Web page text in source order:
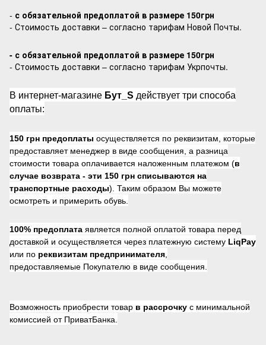
- с обязательной предоплатой в размере 150грн
- Стоимость доставки – согласно тарифам Новой Почты.
- с обязательной предоплатой в размере 150грн
- Стоимость доставки – согласно тарифам Укрпочты.
В интернет-магазине Бут_S действует три способа
оплаты:
150 грн предоплаты осуществляется по реквизитам, которые
предоставляет менеджер в виде сообщения, а разница
стоимости товара оплачивается наложенным платежом (в
случае возврата - эти 150 грн списываются на
транспортные расходы). Таким образом Вы можете
осмотреть и примерить обувь.
100% предоплата является полной оплатой товара перед
доставкой и осуществляется через платежную систему LiqPay
или по реквизитам предпринимателя
предоставляемые Покупателю в виде сообщения.
Возможность приобрести товар в рассрочку с минимальной
комиссией от ПриватБанка.